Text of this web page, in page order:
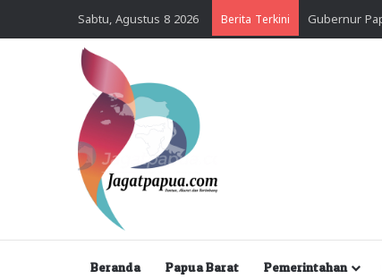
Sabtu, Agustus 8 2026 Berita Terkini
Beranda Papua Barat Pemerintahan